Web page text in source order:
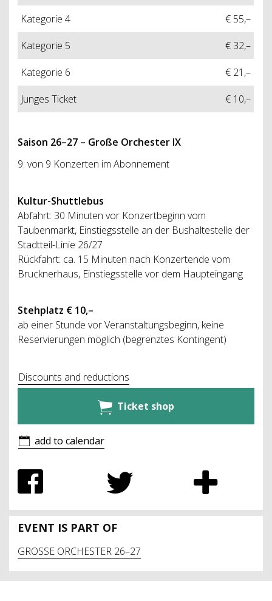
Kategorie 4
€ 55,–
Kategorie 5
€ 32,–
Kategorie 6
€ 21,–
Junges Ticket
€ 10,–
Saison 26–27 – Große Orchester IX
9. von 9 Konzerten im Abonnement
Kultur-Shuttlebus
Abfahrt: 30 Minuten vor Konzertbeginn vom
Taubenmarkt, Einstiegsstelle an der Bushaltestelle der
Stadtteil-Linie 26/27
Rückfahrt: ca. 15 Minuten nach Konzertende vom
Brucknerhaus, Einstiegsstelle vor dem Haupteingang
Stehplatz € 10,–
ab einer Stunde vor Veranstaltungsbeginn, keine
Reservierungen möglich (begrenztes Kontingent)
Discounts and reductions
Ticket shop
add to calendar
EVENT IS PART OF
GROSSE ORCHESTER 26–27